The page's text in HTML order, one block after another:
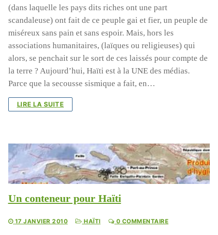
(dans laquelle les pays dits riches ont une part
scandaleuse) ont fait de ce peuple gai et fier, un peuple de
miséreux sans pain et sans espoir. Mais, hors les
associations humanitaires, (laïques ou religieuses) qui
alors, se penchait sur le sort de ces laissés pour compte de
la terre ? Aujourd’hui, Haïti est à la UNE des médias.
Parce que la secousse sismique a fait, en…
LIRE LA SUITE
Un conteneur pour Haïti
17 JANVIER 2010 HAÏTI 0 COMMENTAIRE